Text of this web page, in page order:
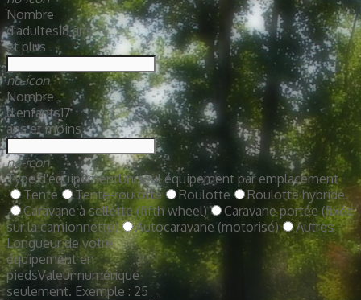
Nombre
d'adultes18 ans
et plus
no-icon
Nombre
d'enfants17
ans et moins
no-icon
Type d'équipementUn seul équipement par emplacement
Tente
Tente-roulotte Roulotte
Roulotte hybride
Caravane à sellette (fifth wheel)
Caravane portée (fixée
sur la camionnette)
Autocaravane (motorisé)
Autres
Longueur de votre
équipement en
piedsValeur numérique
seulement. Exemple : 25